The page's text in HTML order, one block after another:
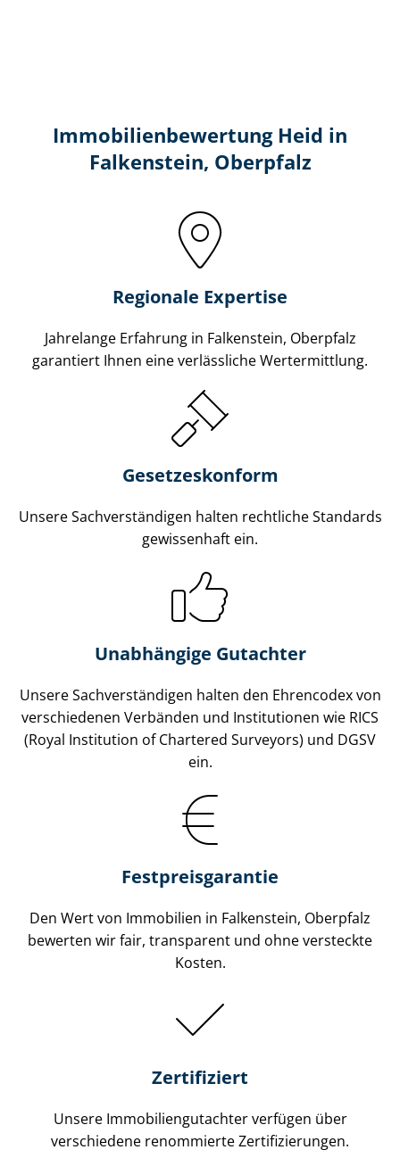
Immobilien­bewertung Heid in
Falkenstein, Oberpfalz
Regionale Expertise
Jahrelange Erfahrung in Falkenstein, Oberpfalz
garantiert Ihnen eine verlässliche Wertermittlung.
Gesetzes­konform
Unsere Sach­ver­stän­di­gen halten rechtliche Standards
gewissenhaft ein.
Unabhängige Gutachter
Unsere Sach­ver­stän­di­gen halten den Ehrencodex von
verschiedenen Verbänden und Institutionen wie RICS
(Royal Institution of Chartered Surveyors) und DGSV
ein.
Festpreis​garantie
Den Wert von Immobilien in Falkenstein, Oberpfalz
bewerten wir fair, transparent und ohne versteckte
Kosten.
Zertifiziert
Unsere Immobilien­gutachter verfügen über
verschiedene renommierte Zer­ti­fi­zie­run­gen.